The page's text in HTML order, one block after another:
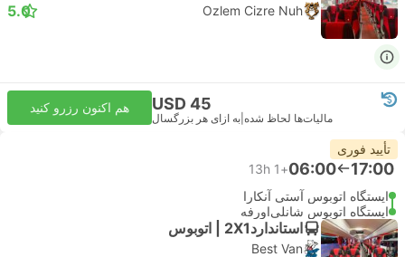
Ozlem Cizre Nuh
5.0
USD 45
مالیات‌ها لحاظ شده به ازای هر بزرگسال
هم اکنون رزرو کنید
تأیید فوری
17:00
06:00
+1
13h
ایستگاه اتوبوس آستی آنکارا
ایستگاه اتوبوس شانلی‌اورفه
استاندارد2X1 | اتوبوس
Best Van